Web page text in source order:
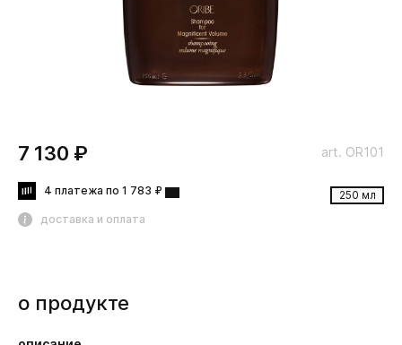
art. OR101
250 мл
7 130 ₽
4 платежа по 1 783 ₽
доставка и оплата
о продукте